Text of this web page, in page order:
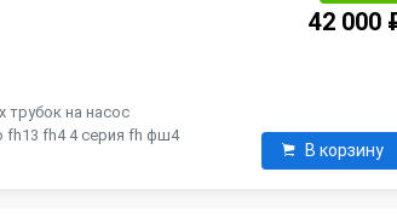
трубок на насос
fh13 fh4 4 серия fh фш4
42 000
В корзину